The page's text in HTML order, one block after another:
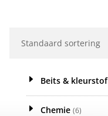
Beits & kleurstof
Chemie (6)